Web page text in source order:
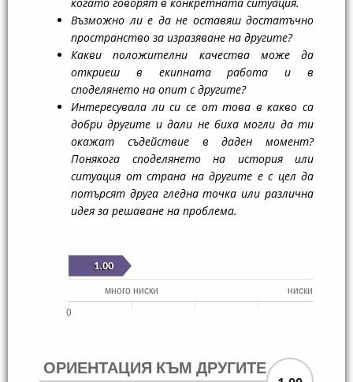
Възможно ли е да не оставяш достатъчно
пространство за изразяване на другите?
Какви положителни качества може да
откриеш в екипната работа и в
споделянето на опит с другите?
Интересувала ли си се от това в какво са
добри другите и дали не биха могли да ти
окажат съдействие в даден момент?
Понякога споделянето на история или
ситуация от страна на другите е с цел да
потърсят друга гледна точка или различна
идея за решаване на проблема.
ОРИЕНТАЦИЯ КЪМ ДРУГИТЕ